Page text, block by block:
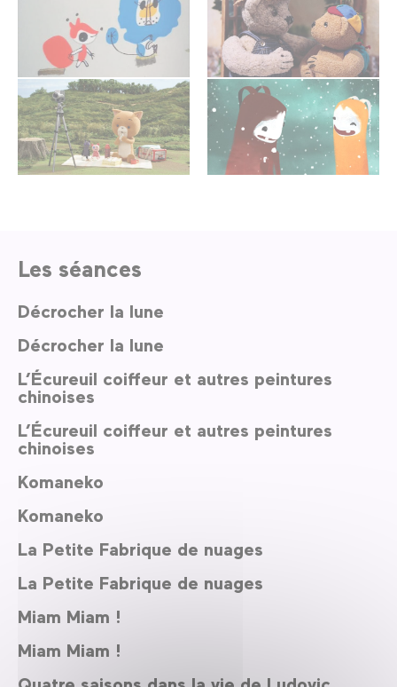
Les séances
Décrocher la lune
Décrocher la lune
L’Écureuil coiffeur et autres peintures
chinoises
L’Écureuil coiffeur et autres peintures
chinoises
Komaneko
Komaneko
La Petite Fabrique de nuages
La Petite Fabrique de nuages
Miam Miam !
Miam Miam !